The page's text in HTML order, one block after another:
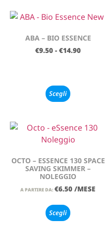
ABA – BIO ESSENCE
€9.50 - €14.90
Scegli
OCTO – ESSENCE 130 SPACE
SAVING SKIMMER –
NOLEGGIO
A PARTIRE DA: €6.50 /MESE
Scegli